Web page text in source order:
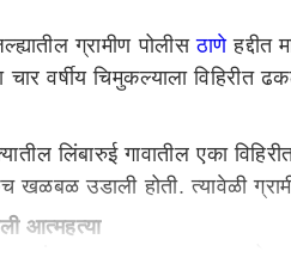
ग्रामीण पोलीसठाणेहद्दीत
वर्षीय चिमुकल्याला
लिंबारुई गावातील एका
उडाली होती. त्यावेळी
आत्महत्या
धक्कादायक वास्तव समोर